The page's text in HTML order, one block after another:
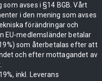
avses i §14 BGB. Vårt
i den mening som avses
förändringar och
EU-medlemsländer betalar
som återbetalas efter att
och efter mottagandet av
inkl. Leverans